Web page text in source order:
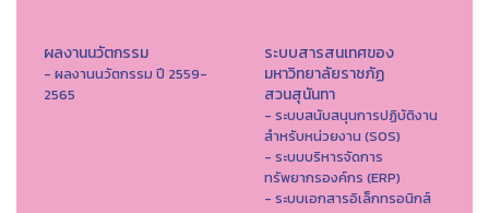
ผลงานนวัตกรรม
- ผลงานนวัตกรรม ปี 2559-
2565
ระบบสารสนเทศของ
มหาวิทยาลัยราชภัฏ
สวนสุนันทา
- ระบบสนับสนุนการปฏิบัติงาน
สำหรับหน่วยงาน (SOS)
- ระบบบริหารจัดการ
ทรัพยากรองค์กร (ERP)
- ระบบเอกสารอิเล็กทรอนิกส์